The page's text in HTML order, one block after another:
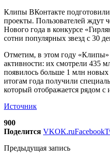
Клипы ВКонтакте
проекты. Пользователей ждут
Нового года в конкурсе
сотни популярных звезд с 30
Отметим, в этом году «Клипы»
активности: их смотрели 435
появилось больше 1 млн
итогам года получили
который отображается рядом
Источник
900
Поделится VKOK.ruFacebook
Предыдущая запись